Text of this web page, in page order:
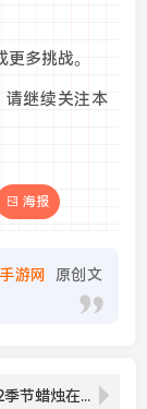
多挑战‌。
请继续关注本
海报
游网
原创文
光遇2.12季节蜡烛在哪里-光遇2月12日季节蜡烛位置攻略